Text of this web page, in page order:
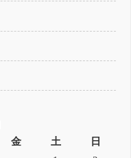
金 土
日